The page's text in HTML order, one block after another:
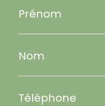
Prénom
Nom
Téléphone